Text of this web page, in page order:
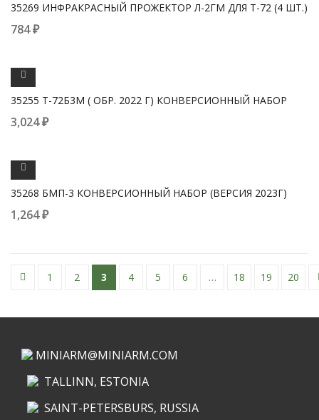
35269 ИНФРАКРАСНЫЙ ПРОЖЕКТОР Л-2ГМ ДЛЯ Т-72 (4 ШТ.)
784₽
35255 Т-72Б3М ( ОБР. 2022 Г) КОНВЕРСИОННЫЙ НАБОР
3,024₽
35268 БМП-3 КОНВЕРСИОННЫЙ НАБОР (ВЕРСИЯ 2023Г)
1,264₽
← 1 2 3 4 5 6 … 18 19 20
MINIARM@MINIARM.COM
TALLINN, ESTONIA
SAINT-PETERSBURS, RUSSIA